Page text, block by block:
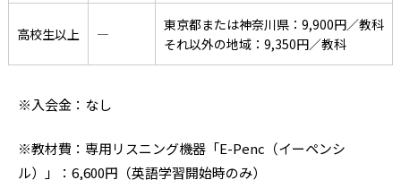
高校生以上 ―
東京都または神奈川県：9,900円／教科
それ以外の地域：9,350円／教科
※入会金：なし
※教材費：専用リスニング機器「E-Penc（イーペンシ
ル）」：6,600円（英語学習開始時のみ）